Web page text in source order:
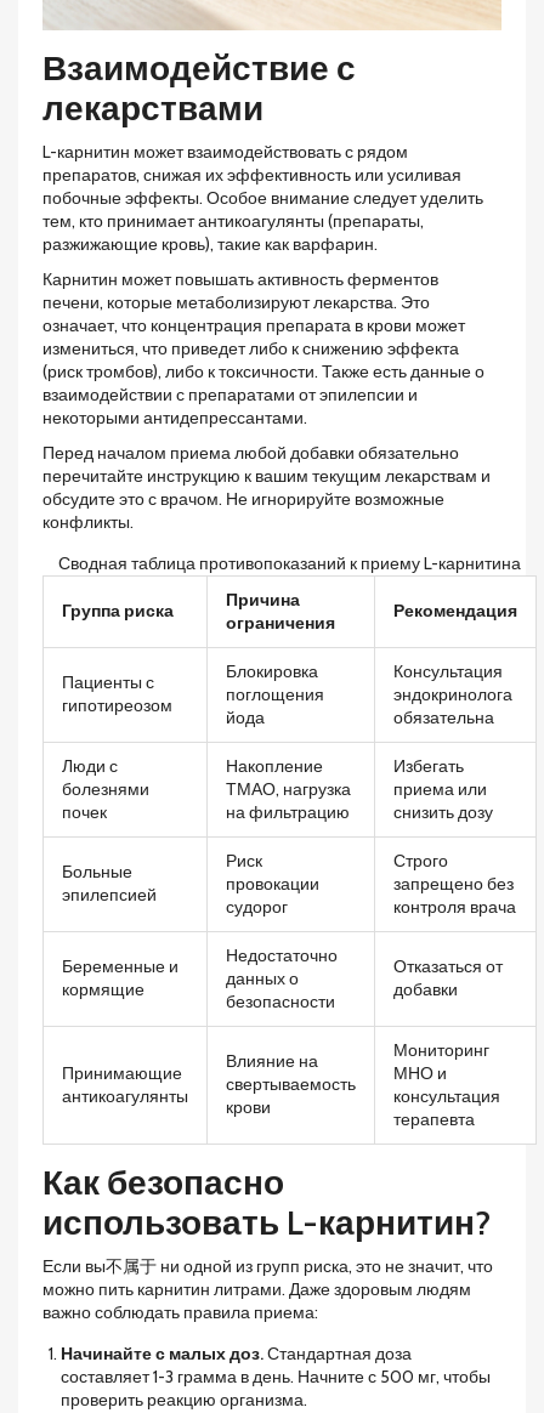
Взаимодействие с
лекарствами
L-карнитин может взаимодействовать с рядом
препаратов, снижая их эффективность или усиливая
побочные эффекты. Особое внимание следует уделить
тем, кто принимает антикоагулянты (препараты,
разжижающие кровь), такие как варфарин.
Карнитин может повышать активность ферментов
печени, которые метаболизируют лекарства. Это
означает, что концентрация препарата в крови может
измениться, что приведет либо к снижению эффекта
(риск тромбов), либо к токсичности. Также есть данные о
взаимодействии с препаратами от эпилепсии и
некоторыми антидепрессантами.
Перед началом приема любой добавки обязательно
перечитайте инструкцию к вашим текущим лекарствам и
обсудите это с врачом. Не игнорируйте возможные
конфликты.
Сводная таблица противопоказаний к приему L-карнитина
Группа риска
Причина
ограничения
Рекомендация
Пациенты с
гипотиреозом
Блокировка
поглощения
йода
Консультация
эндокринолога
обязательна
Люди с
болезнями
почек
Накопление
ТМАО, нагрузка
на фильтрацию
Избегать
приема или
снизить дозу
Больные
эпилепсией
Риск
провокации
судорог
Строго
запрещено без
контроля врача
Беременные и
кормящие
Недостаточно
данных о
безопасности
Отказаться от
добавки
Принимающие
антикоагулянты
Влияние на
свертываемость
крови
Мониторинг
МНО и
консультация
терапевта
Как безопасно
использовать L-карнитин?
Если вы不属于 ни одной из групп риска, это не значит, что
можно пить карнитин литрами. Даже здоровым людям
важно соблюдать правила приема:
Начинайте с малых доз.Стандартная доза
составляет 1-3 грамма в день. Начните с 500 мг, чтобы
проверить реакцию организма.